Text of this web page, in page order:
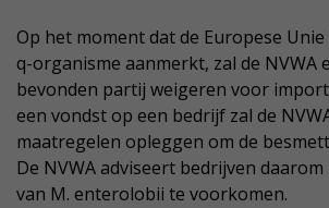
Op het moment dat de Europese
q-organisme aanmerkt, zal de NVWA
bevonden partij weigeren voor
een vondst op een bedrijf zal de
maatregelen opleggen om de
De NVWA adviseert bedrijven
van M. enterolobii te voorkomen.